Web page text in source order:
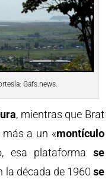
Gafs.news.
, mientras que Brat
a un «montículo
esa plataforma se
la década de 1960 se